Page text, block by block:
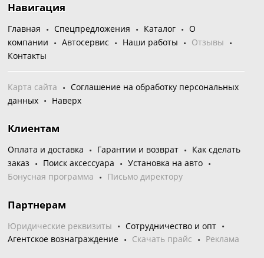
Навигация
Главная Спецпредложения Каталог
О
компании
Автосервис Наши работы
Отзывы
Контакты
Карта сайта
Соглашение на обработку персональных
данных
Наверх
Клиентам
Оплата и доставка Гарантии и возврат
Как сделать
заказ
Поиск аксессуара
Установка на авто
Бонусная программа
Письмо директору
Партнерам
Юридические реквизиты
Сотрудничество и опт
Агентское вознаграждение
Скачать прайс Реклама